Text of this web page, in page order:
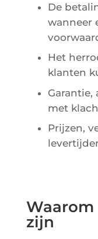
De
wanneer
Het
klanten
Garantie,
met
Prijzen,
zijn